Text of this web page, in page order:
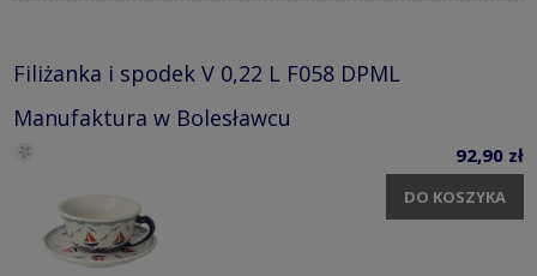
Filiżanka i spodek V 0,22 L F058 DPML
Manufaktura w Bolesławcu
92,90 zł
DO KOSZYKA